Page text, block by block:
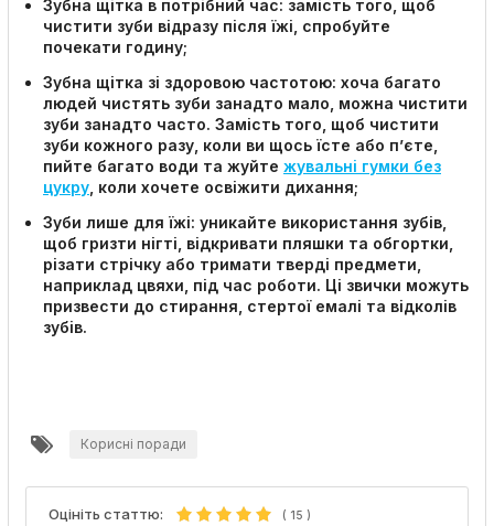
Зубна щітка в потрібний час: замість того, щоб
чистити зуби відразу після їжі, спробуйте
почекати годину;
Зубна щітка зі здоровою частотою: хоча багато
людей чистять зуби занадто мало, можна чистити
зуби занадто часто. Замість того, щоб чистити
зуби кожного разу, коли ви щось їсте або п’єте,
пийте багато води та жуйте жувальні гумки без
цукру , коли хочете освіжити дихання;
Зуби лише для їжі: уникайте використання зубів,
щоб гризти нігті, відкривати пляшки та обгортки,
різати стрічку або тримати тверді предмети,
наприклад цвяхи, під час роботи. Ці звички можуть
призвести до стирання, стертої емалі та відколів
зубів.
Корисні поради
Оцініть статтю: ( 15 )